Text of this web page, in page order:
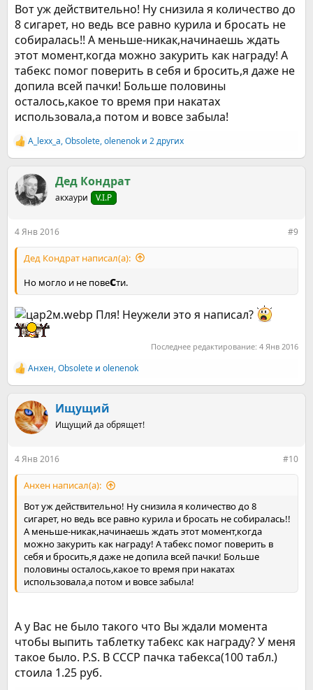
Вот уж действительно! Ну снизила я количество до
8 сигарет, но ведь все равно курила и бросать не
собиралась!! А меньше-никак,начинаешь ждать
этот момент,когда можно закурить как награду! А
табекс помог поверить в себя и бросить,я даже не
допила всей пачки! Больше половины
осталось,какое то время при накатах
использовала,а потом и вовсе забыла!
Р
е
к
ц
и
A_lexx_a,Obsolete,olenenok и 2 других
Дед Кондрат
акхаури V.I.P
4 Янв 2016 #9
Дед Кондрат написал(а):
Но могло и не повести.
Пля! Неужели это я написал?
Последнее редактирование: 4 Янв 2016
Р
е
к
ц
и
Анхен,Obsolete и olenenok
Ищущий
Ищущий да обрящет!
4 Янв 2016 #10
Анхен написал(а):
Вот уж действительно! Ну снизила я количество до 8
сигарет, но ведь все равно курила и бросать не собиралась!!
А меньше-никак,начинаешь ждать этот момент,когда
можно закурить как награду! А табекс помог поверить в
себя и бросить,я даже не допила всей пачки! Больше
половины осталось,какое то время при накатах
использовала,а потом и вовсе забыла!
А у Вас не было такого что Вы ждали момента
чтобы выпить таблетку табекс как награду? У меня
такое было. P.S. В СССР пачка табекса(100 табл.)
стоила 1.25 руб.